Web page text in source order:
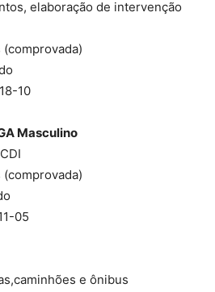
elaboração de intervenção
(comprovada)
10
Masculino
(comprovada)
05
e ônibus